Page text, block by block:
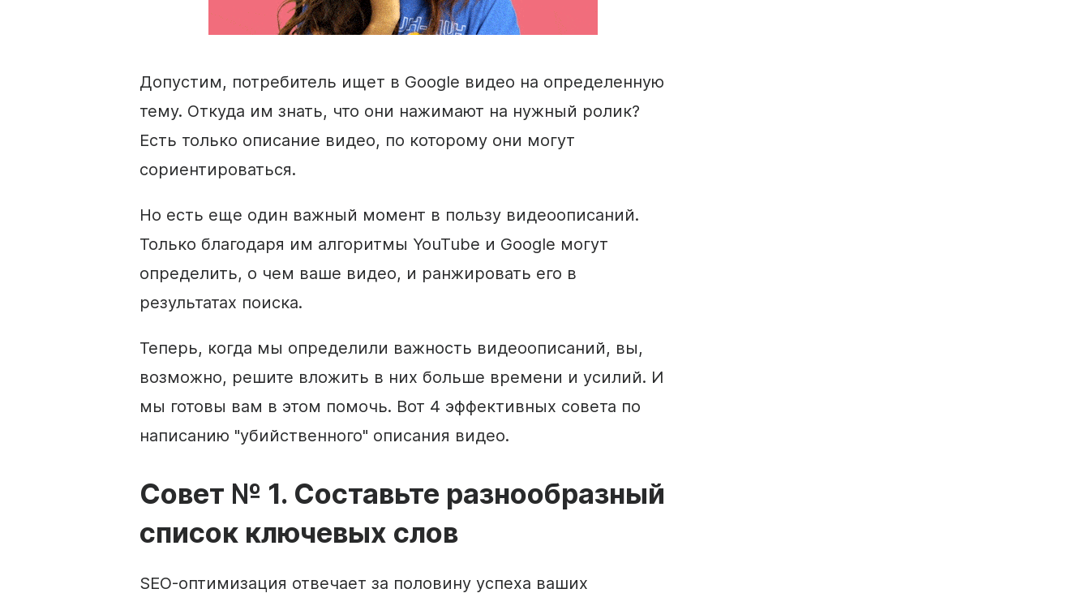
Допустим, потребитель ищет в Google видео на определенную
тему. Откуда им знать, что они нажимают на нужный ролик?
Есть только описание видео, по которому они могут
сориентироваться.
Но есть еще один важный момент в пользу видеоописаний.
Только благодаря им алгоритмы YouTube и Google могут
определить, о чем ваше видео, и ранжировать его в
результатах поиска.
Теперь, когда мы определили важность видеоописаний, вы,
возможно, решите вложить в них больше времени и усилий. И
мы готовы вам в этом помочь. Вот 4 эффективных совета по
написанию "убийственного" описания видео.
Совет № 1. Составьте разнообразный
список ключевых слов
SEO-оптимизация отвечает за половину успеха ваших